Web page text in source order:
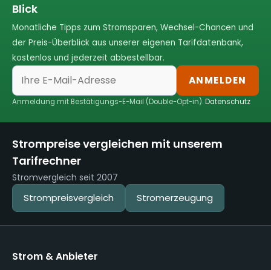
Blick
Monatliche Tipps zum Stromsparen, Wechsel-Chancen und
der Preis-Überblick aus unserer eigenen Tarifdatenbank,
kostenlos und jederzeit abbestellbar.
ANMELDEN
Anmeldung mit Bestätigungs-E-Mail (Double-Opt-in).Datenschutz
Strompreise vergleichen mit unserem
Tarifrechner
Stromvergleich seit 2007
Strompreisvergleich Stromerzeugung
Strom & Anbieter